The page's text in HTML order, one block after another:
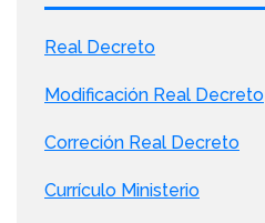
Real Decreto
Modificación Real Decreto
Correción Real Decreto
Currículo Ministerio